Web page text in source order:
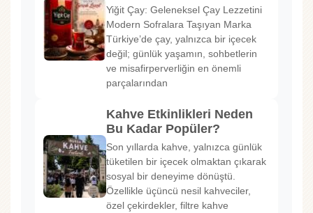
Yiğit Çay: Geleneksel Çay Lezzetini
Modern Sofralara Taşıyan Marka
Türkiye’de çay, yalnızca bir içecek
değil; günlük yaşamın, sohbetlerin
ve misafirperverliğin en önemli
parçalarından
Kahve Etkinlikleri Neden
Bu Kadar Popüler?
Son yıllarda kahve, yalnızca günlük
tüketilen bir içecek olmaktan çıkarak
sosyal bir deneyime dönüştü.
Özellikle üçüncü nesil kahveciler,
özel çekirdekler, filtre kahve